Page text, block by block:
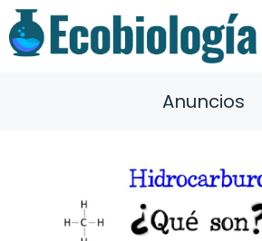
Saltar
al
contenido
Anuncios